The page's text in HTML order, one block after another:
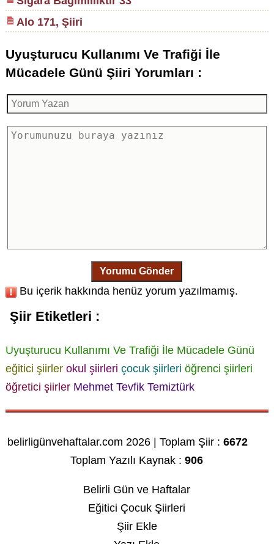
Alo 171, Şiiri
Uyuşturucu Kullanımı Ve Trafiği İle
Mücadele Günü Şiiri Yorumları :
Yorumu Gönder
Bu içerik hakkında henüz yorum yazılmamış.
Şiir Etiketleri :
Uyuşturucu Kullanımı Ve Trafiği İle Mücadele Günü
eğitici şiirler okul şiirleri çocuk şiirleri öğrenci şiirleri
öğretici şiirler Mehmet Tevfik Temiztürk
belirligünvehaftalar.com 2026 | Toplam Şiir :6672
Toplam Yazılı Kaynak :906
Belirli Gün ve Haftalar
Eğitici Çocuk Şiirleri
Şiir Ekle